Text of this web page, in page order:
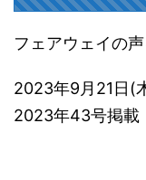
フェアウェイの
2023年9月21日(
2023年43号掲載